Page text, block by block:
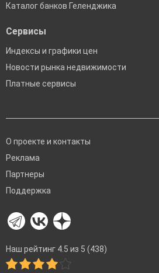
Каталог банков Геленджика
Сервисы
Индексы и графики цен
Новости рынка недвижимости
Платные сервисы
О проекте и контакты
Реклама
Партнеры
Поддержка
Наш рейтинг 4.5 из 5 (438)